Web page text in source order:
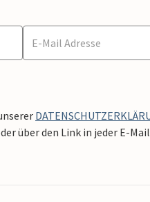
über den Link in jeder E-